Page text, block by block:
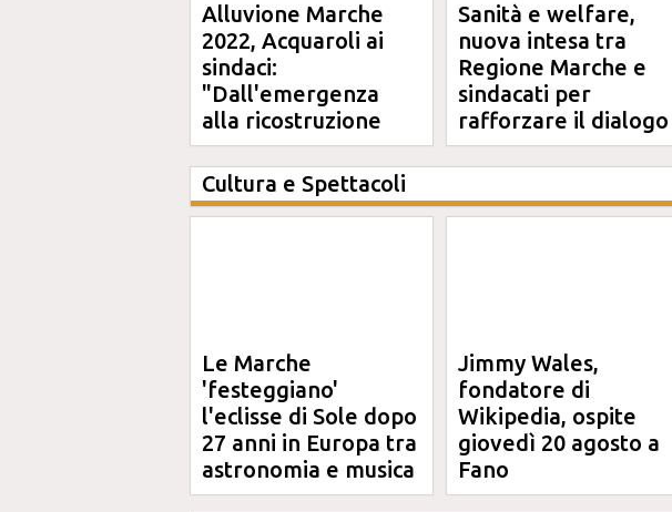
Alluvione Marche
2022, Acquaroli ai
sindaci:
"Dall'emergenza
alla ricostruzione
definitiva"
Sanità e welfare,
nuova intesa tra
Regione Marche e
sindacati per
rafforzare il dialogo
Cultura e Spettacoli
Le Marche
'festeggiano'
l'eclisse di Sole dopo
27 anni in Europa tra
astronomia e musica
Jimmy Wales,
fondatore di
Wikipedia, ospite
giovedì 20 agosto a
Fano